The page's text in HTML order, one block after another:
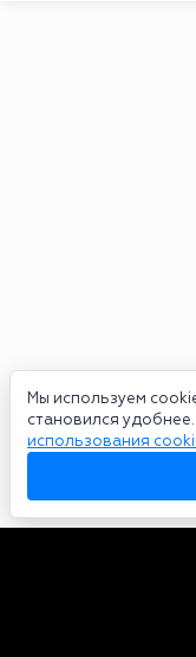
Мы используем
становился
использования